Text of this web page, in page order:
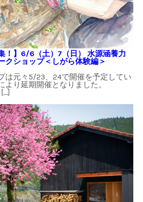
！】6/6（土）7（日） 水源涵養力
クショップ＜しがら体験編＞
は元々5/23、24で開催を予定してい
より延期開催となりました。